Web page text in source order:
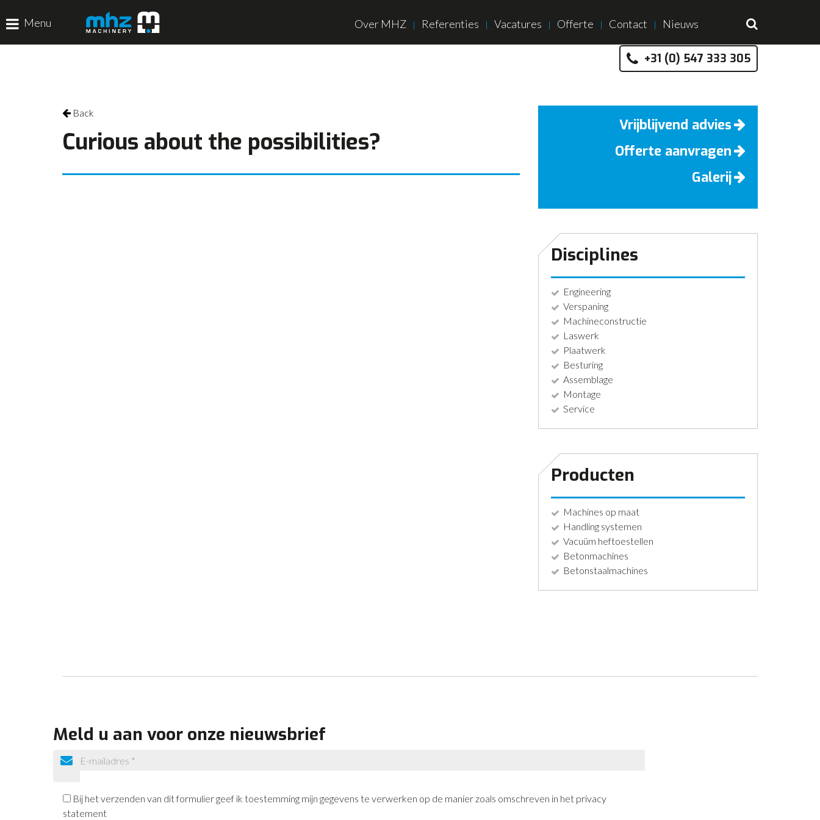
MACHINEVERHUUR
Menu Over MHZ Referenties Vacatures Offerte Contact Nieuws
+31 (0) 547 333 305
Back
Curious about the possibilities?
Vrijblijvend advies
Offerte aanvragen
Galerij
Disciplines
Engineering
Verspaning
Machineconstructie
Laswerk
Plaatwerk
Besturing
Assemblage
Montage
Service
Producten
Machines op maat
Handling systemen
Vacuüm heftoestellen
Betonmachines
Betonstaalmachines
Meld u aan voor onze nieuwsbrief
Bij het verzenden van dit formulier geef ik toestemming mijn gegevens te verwerken op de manier zoals omschreven in het privacy
statement